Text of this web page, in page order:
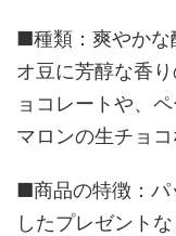
■種類：爽やかな
オ豆に芳醇な香
ョコレートや、
マロンの生チョ
■商品の特徴：パ
したプレゼント